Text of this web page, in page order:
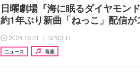
日曜劇場『海に眠るダイヤモ
約1年ぶり新曲「ねっこ」配信が
2024.10.21 ｜ SPICER
ニュース 音楽